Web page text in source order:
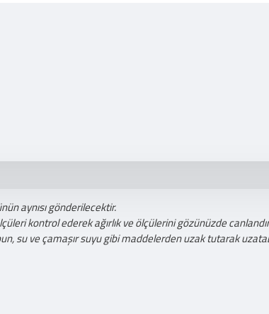
aynısı gönderilecektir.
kontrol ederek ağırlık ve ölçülerini gözünüzde
su ve çamaşır suyu gibi maddelerden uzak tutarak